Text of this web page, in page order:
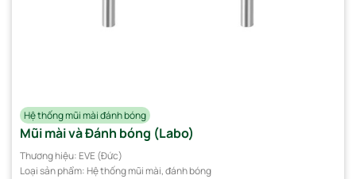
Hệ thống mũi mài đánh bóng
Mũi mài và Đánh bóng (Labo)
Thương hiệu: EVE (Đức)
Loại sản phẩm: Hệ thống mũi mài, đánh bóng